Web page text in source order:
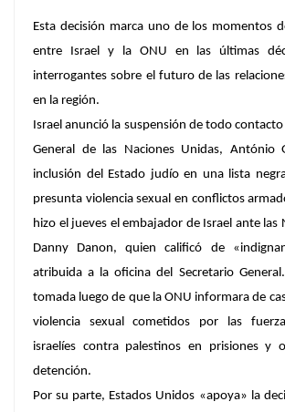
Esta decisión marca uno de los momentos
entre Israel y la ONU en las últimas
interrogantes sobre el futuro de las
en la región.
Israel anunció la suspensión de todo
General de las Naciones Unidas, António
inclusión del Estado judío en una lista
presunta violencia sexual en conflictos
hizo el jueves el embajador de Israel ante las
Danny Danon, quien calificó de
atribuida a la oficina del Secretario
tomada luego de que la ONU informara de
violencia sexual cometidos por las
israelíes contra palestinos en prisiones y
detención.
Por su parte, Estados Unidos «apoya» la